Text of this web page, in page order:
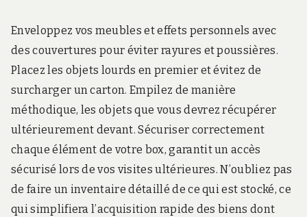
Enveloppez vos meubles et effets personnels avec
des couvertures pour éviter rayures et poussières.
Placez les objets lourds en premier et évitez de
surcharger un carton. Empilez de manière
méthodique, les objets que vous devrez récupérer
ultérieurement devant. Sécuriser correctement
chaque élément de votre box, garantit un accès
sécurisé lors de vos visites ultérieures. N’oubliez pas
de faire un inventaire détaillé de ce qui est stocké, ce
qui simplifiera l’acquisition rapide des biens dont